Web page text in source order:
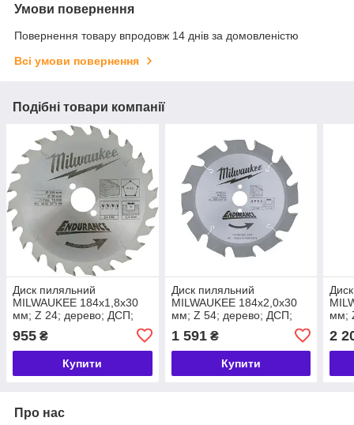
Умови повернення
Повернення товару впродовж 14 днів за домовленістю
Всі умови повернення
Подібні товари компанії
Диск пиляльний
MILWAUKEE 184х1,8х30
мм; Z 24; дерево; ДСП;
гіпсокартон; шлакобетон
955 ₴
Купити
Диск пиляльний
MILWAUKEE 184х2,0х30
мм; Z 54; дерево; ДСП;
гіпсокартон; шлакобетон;
кольорові
1 591₴
Купити
мм;
2
Про нас